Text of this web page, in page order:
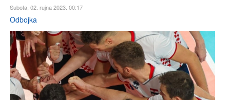
Subota, 02. rujna 2023. 00:17
Odbojka